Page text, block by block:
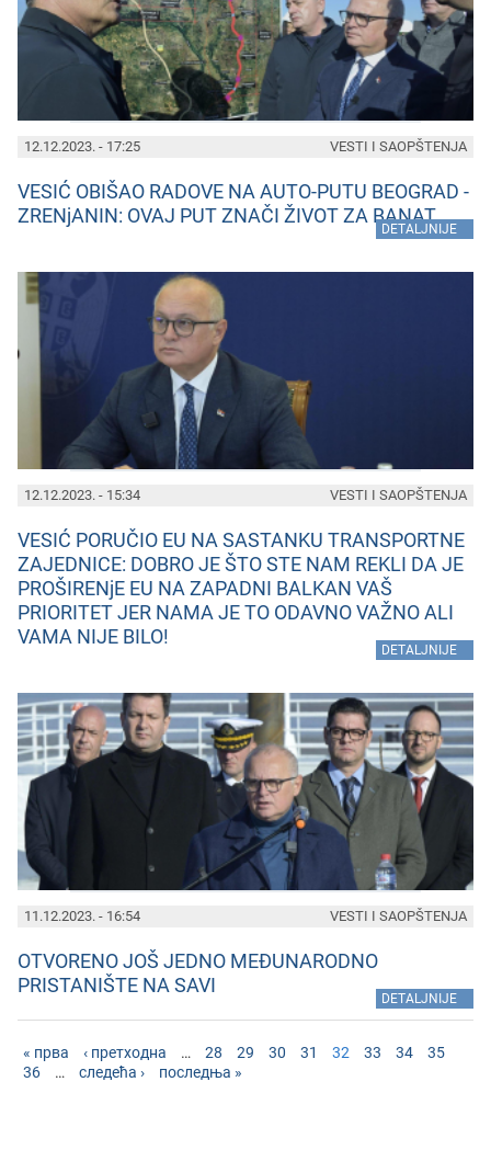
12.12.2023. - 17:25
VESIĆ OBIŠAO RADOVE NA AUTO-PUTU BEOGRAD -
ZRENjANIN: OVAJ PUT ZNAČI ŽIVOT ZA BANAT
DETALJNIJE
VESTI I SAOPŠTENJA
12.12.2023. - 15:34
VESIĆ PORUČIO EU NA SASTANKU TRANSPORTNE
ZAJEDNICE: DOBRO JE ŠTO STE NAM REKLI DA JE
PROŠIRENjE EU NA ZAPADNI BALKAN VAŠ
PRIORITET JER NAMA JE TO ODAVNO VAŽNO ALI
VAMA NIJE BILO!
DETALJNIJE
VESTI I SAOPŠTENJA
11.12.2023. - 16:54
OTVORENO JOŠ JEDNO MEĐUNARODNO
PRISTANIŠTE NA SAVI
DETALJNIJE
VESTI I SAOPŠTENJA
« прва ‹ претходна … 28 29 30 31 32 33 34
35
36
… следећа › последња »